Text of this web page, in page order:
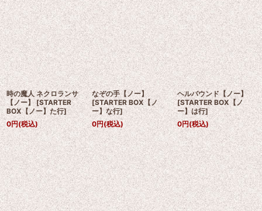
時の魔人 ネクロランサ
【ノー】 [STARTER
BOX【ノー】た行]
0円(税込)
なぞの手【ノー】
[STARTER BOX【ノ
ー】な行]
0円(税込)
ヘルバウンド【ノー】
[STARTER BOX【ノ
ー】は行]
0円(税込)